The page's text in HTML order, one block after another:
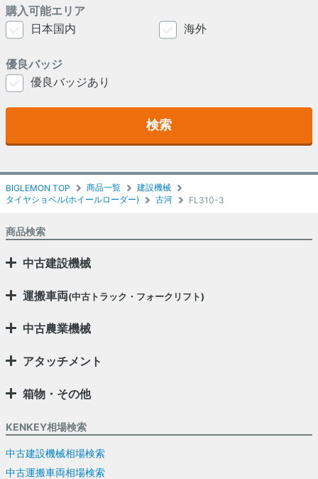
BIGLEMON TOP 商品一覧
建設機械
タイヤショベル(ホイールローダー)
古河 FL310-3
購入可能エリア
日本国内
海外
優良バッジ
優良バッジあり
検索
商品検索
中古建設機械
運搬車両(中古トラック・フォークリフト)
中古農業機械
アタッチメント
箱物・その他
KENKEY相場検索
中古建設機械相場検索
中古運搬車両相場検索